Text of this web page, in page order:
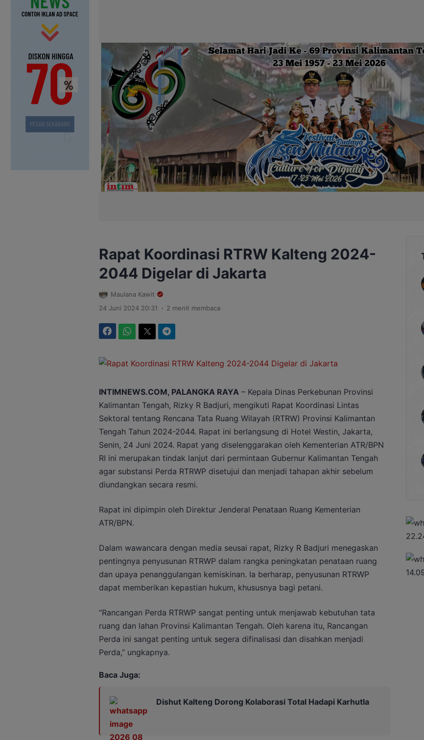
Rapat Koordinasi RTRW Kalteng 2024-
2044 Digelar di Jakarta
Maulana Kawit
24 Juni 2024 20:31
. 2 menit membaca
INTIMNEWS.COM, PALANGKA RAYA – Kepala Dinas Perkebunan Provinsi
Kalimantan Tengah, Rizky R Badjuri, mengikuti Rapat Koordinasi Lintas
Sektoral tentang Rencana Tata Ruang Wilayah (RTRW) Provinsi Kalimantan
Tengah Tahun 2024-2044. Rapat ini berlangsung di Hotel Westin, Jakarta,
Senin, 24 Juni 2024. Rapat yang diselenggarakan oleh Kementerian ATR/BPN
RI ini merupakan tindak lanjut dari permintaan Gubernur Kalimantan Tengah
agar substansi Perda RTRWP disetujui dan menjadi tahapan akhir sebelum
diundangkan secara resmi.
Rapat ini dipimpin oleh Direktur Jenderal Penataan Ruang Kementerian
ATR/BPN.
Dalam wawancara dengan media seusai rapat, Rizky R Badjuri menegaskan
pentingnya penyusunan RTRWP dalam rangka peningkatan penataan ruang
dan upaya penanggulangan kemiskinan. Ia berharap, penyusunan RTRWP
dapat memberikan kepastian hukum, khususnya bagi petani.
“Rancangan Perda RTRWP sangat penting untuk menjawab kebutuhan tata
ruang dan lahan Provinsi Kalimantan Tengah. Oleh karena itu, Rancangan
Perda ini sangat penting untuk segera difinalisasi dan disahkan menjadi
Perda,” ungkapnya.
Baca Juga:
Dishut Kalteng Dorong Kolaborasi Total Hadapi Karhutla